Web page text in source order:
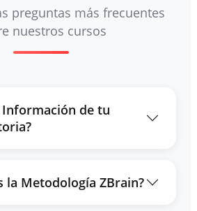
preguntas más frecuentes
nuestros cursos
Información de tu
la Metodología ZBrain?